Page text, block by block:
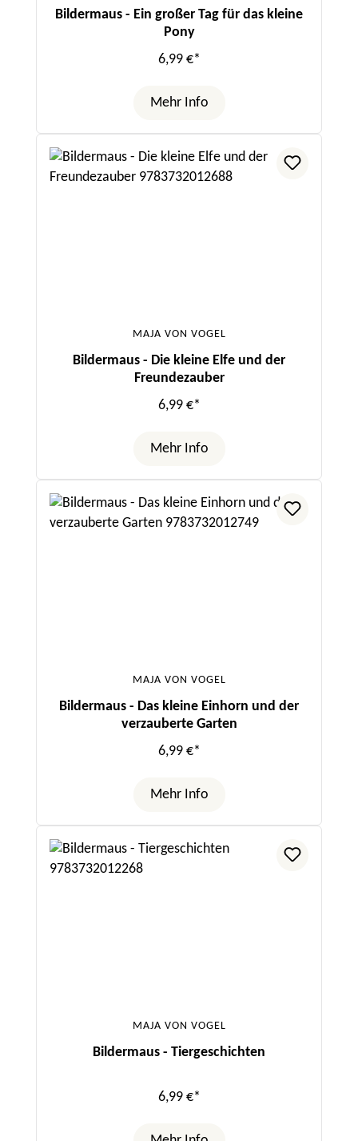
Bildermaus - Ein großer Tag für das kleine
Pony
6,99 €*
Mehr Info
MAJA VON VOGEL
Bildermaus - Die kleine Elfe und der
Freundezauber
6,99 €*
Mehr Info
MAJA VON VOGEL
Bildermaus - Das kleine Einhorn und der
verzauberte Garten
6,99 €*
Mehr Info
MAJA VON VOGEL
Bildermaus - Tiergeschichten
6,99 €*